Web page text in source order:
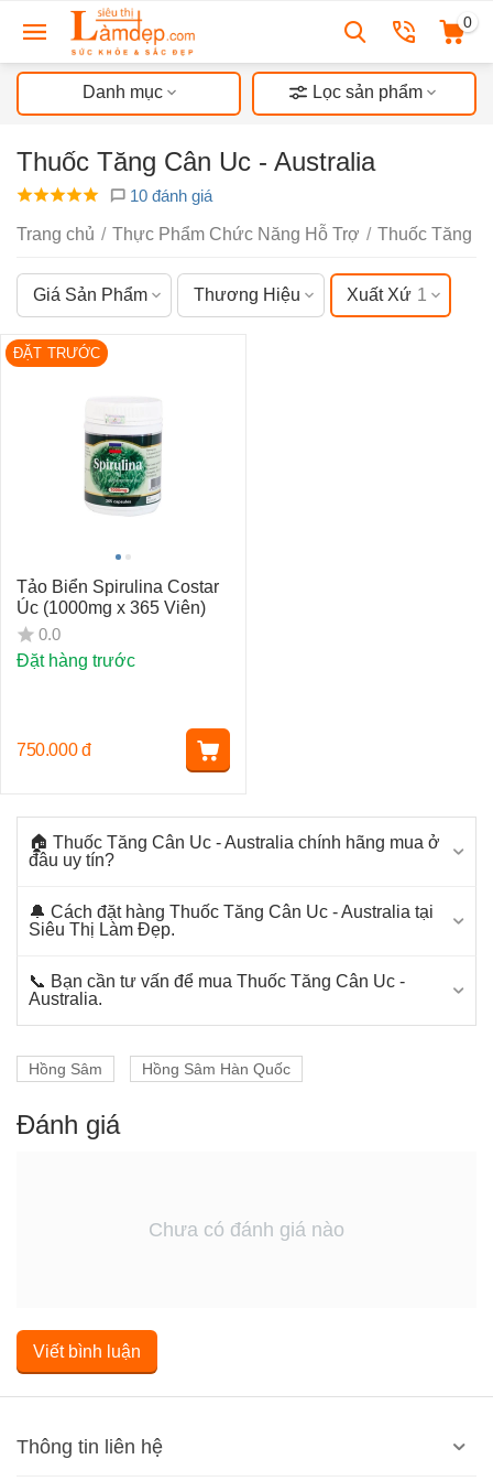
0
Danh mục Lọc sản phẩm
Thuốc Tăng Cân Uc - Australia
10 đánh giá
Trang chủ / Thực Phẩm Chức Năng Hỗ Trợ / Thuốc Tăng
Giá Sản Phẩm Thương Hiệu Xuất Xứ 1
🏠 Thuốc Tăng Cân Uc - Australia chính hãng mua ở
đâu uy tín?
🔔 Cách đặt hàng Thuốc Tăng Cân Uc - Australia tại
Siêu Thị Làm Đẹp.
📞 Bạn cần tư vấn để mua Thuốc Tăng Cân Uc -
Australia.
ĐẶT TRƯỚC
Tảo Biển Spirulina Costar
Úc (1000mg x 365 Viên)
0.0
Đặt hàng trước
750.000 đ
Hồng Sâm Hồng Sâm Hàn Quốc
Đánh giá
Chưa có đánh giá nào
Viết bình luận
Thông tin liên hệ